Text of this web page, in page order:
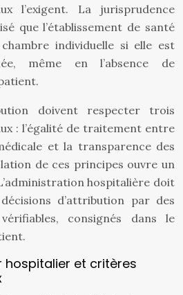
l’exigent. La jurisprudence
que l’établissement de santé
individuelle si elle est
même en l’absence de
doivent respecter trois
: l’égalité de traitement entre
et la transparence des
de ces principes ouvre un
hospitalière doit
d’attribution par des
consignés dans le
hospitalier et critères